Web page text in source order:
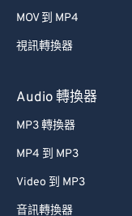
MOV 到 MP4
視訊轉換器
Audio 轉換器
MP3 轉換器
MP4 到 MP3
Video 到 MP3
音訊轉換器